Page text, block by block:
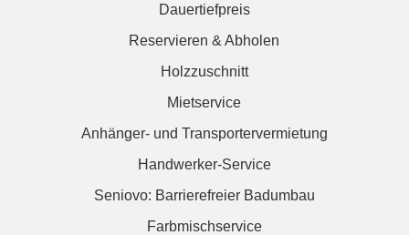
Dauertiefpreis
Reservieren & Abholen
Holzzuschnitt
Mietservice
Anhänger- und Transportervermietung
Handwerker-Service
Seniovo: Barrierefreier Badumbau
Farbmischservice